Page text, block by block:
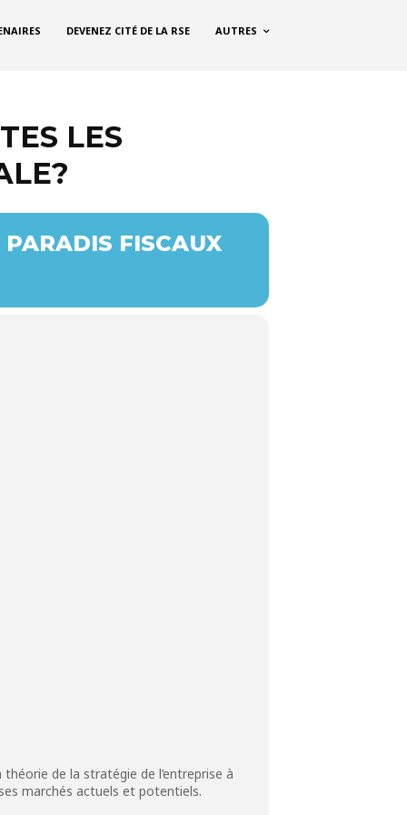
DEVENEZ CITÉ DE LA RSE AUTRES
LES
FISCAUX
de la stratégie de l’entreprise à
marchés actuels et potentiels.